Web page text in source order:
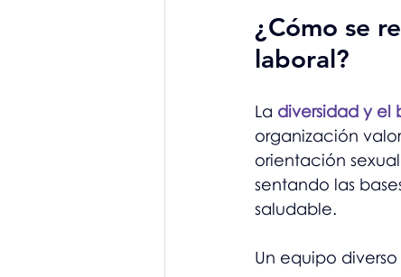
¿Cómo se
laboral?
La diversidad y el
organización
orientación
sentando las
saludable.
Un equipo